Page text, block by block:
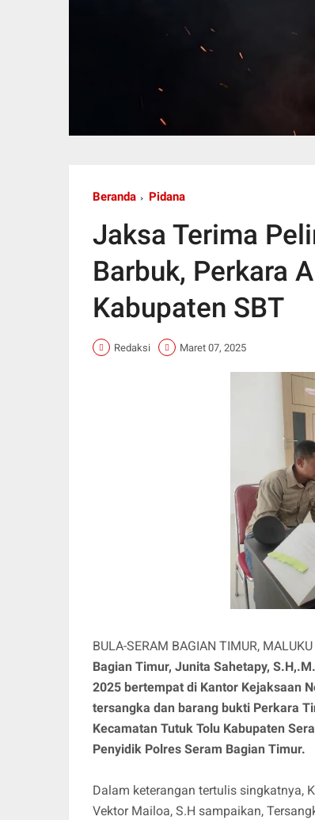
Beranda Pidana
Jaksa Terima
Barbuk, Perkara
Kabupaten SBT
Redaksi Maret 07, 2025
BULA-SERAM BAGIAN TIMUR,
Bagian Timur, Junita Sahetapy,
2025 bertempat di Kantor Kejaksaan
tersangka dan barang bukti Perkara
Kecamatan Tutuk Tolu Kabupaten
Penyidik Polres Seram Bagian Timur.
Dalam keterangan tertulis singkatnya,
Vektor Mailoa, S.H sampaikan,